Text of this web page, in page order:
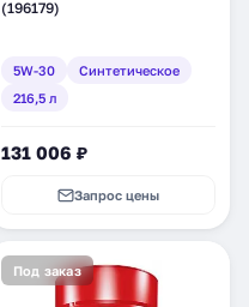
(196179)
5W-30
Синтетическое
216,5 л
131 006 ₽
Запрос цены
Под заказ